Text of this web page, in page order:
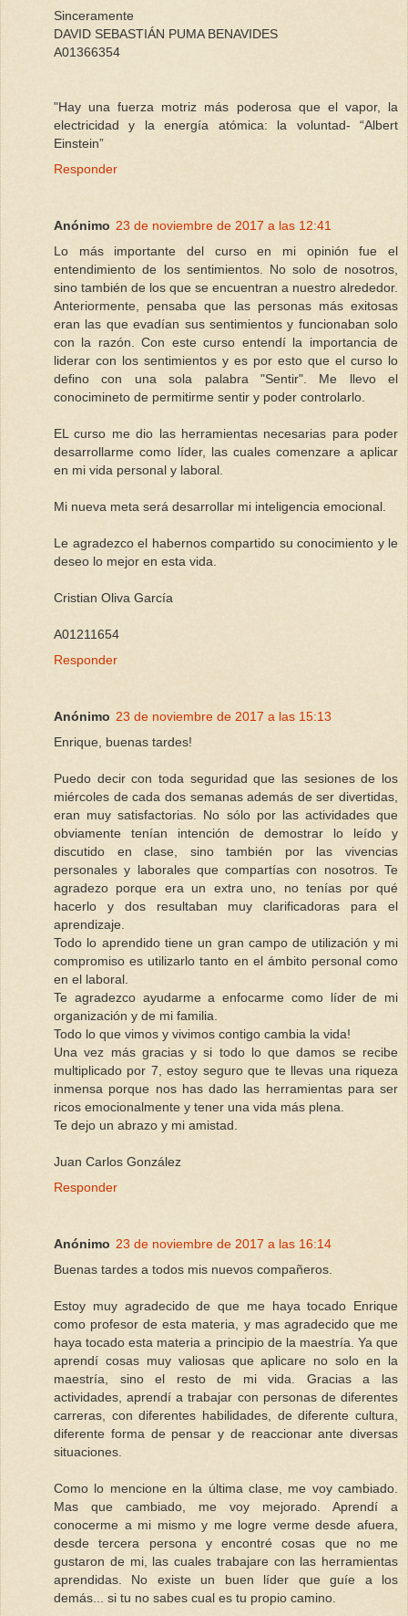
Sinceramente
DAVID SEBASTIÁN PUMA BENAVIDES
A01366354
"Hay una fuerza motriz más poderosa que el vapor, la
electricidad y la energía atómica: la voluntad- “Albert
Einstein”
Responder
Anónimo 23 de noviembre de 2017 a las 12:41
Lo más importante del curso en mi opinión fue el
entendimiento de los sentimientos. No solo de nosotros,
sino también de los que se encuentran a nuestro alrededor.
Anteriormente, pensaba que las personas más exitosas
eran las que evadían sus sentimientos y funcionaban solo
con la razón. Con este curso entendí la importancia de
liderar con los sentimientos y es por esto que el curso lo
defino con una sola palabra "Sentir". Me llevo el
conocimineto de permitirme sentir y poder controlarlo.
EL curso me dio las herramientas necesarias para poder
desarrollarme como líder, las cuales comenzare a aplicar
en mi vida personal y laboral.
Mi nueva meta será desarrollar mi inteligencia emocional.
Le agradezco el habernos compartido su conocimiento y le
deseo lo mejor en esta vida.
Cristian Oliva García
A01211654
Responder
Anónimo 23 de noviembre de 2017 a las 15:13
Enrique, buenas tardes!
Puedo decir con toda seguridad que las sesiones de los
miércoles de cada dos semanas además de ser divertidas,
eran muy satisfactorias. No sólo por las actividades que
obviamente tenían intención de demostrar lo leído y
discutido en clase, sino también por las vivencias
personales y laborales que compartías con nosotros. Te
agradezo porque era un extra uno, no tenías por qué
hacerlo y dos resultaban muy clarificadoras para el
aprendizaje.
Todo lo aprendido tiene un gran campo de utilización y mi
compromiso es utilizarlo tanto en el ámbito personal como
en el laboral.
Te agradezco ayudarme a enfocarme como líder de mi
organización y de mi familia.
Todo lo que vimos y vivimos contigo cambia la vida!
Una vez más gracias y si todo lo que damos se recibe
multiplicado por 7, estoy seguro que te llevas una riqueza
inmensa porque nos has dado las herramientas para ser
ricos emocionalmente y tener una vida más plena.
Te dejo un abrazo y mi amistad.
Juan Carlos González
Responder
Anónimo 23 de noviembre de 2017 a las 16:14
Buenas tardes a todos mis nuevos compañeros.
Estoy muy agradecido de que me haya tocado Enrique
como profesor de esta materia, y mas agradecido que me
haya tocado esta materia a principio de la maestría. Ya que
aprendí cosas muy valiosas que aplicare no solo en la
maestría, sino el resto de mi vida. Gracias a las
actividades, aprendí a trabajar con personas de diferentes
carreras, con diferentes habilidades, de diferente cultura,
diferente forma de pensar y de reaccionar ante diversas
situaciones.
Como lo mencione en la última clase, me voy cambiado.
Mas que cambiado, me voy mejorado. Aprendí a
conocerme a mi mismo y me logre verme desde afuera,
desde tercera persona y encontré cosas que no me
gustaron de mi, las cuales trabajare con las herramientas
aprendidas. No existe un buen líder que guíe a los
demás... si tu no sabes cual es tu propio camino.